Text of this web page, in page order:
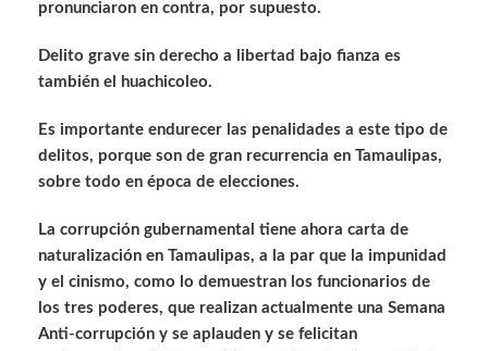
pronunciaron en contra, por supuesto.
Delito grave sin derecho a libertad bajo fianza es
también el huachicoleo.
Es importante endurecer las penalidades a este tipo de
delitos, porque son de gran recurrencia en Tamaulipas,
sobre todo en época de elecciones.
La corrupción gubernamental tiene ahora carta de
naturalización en Tamaulipas, a la par que la impunidad
y el cinismo, como lo demuestran los funcionarios de
los tres poderes, que realizan actualmente una Semana
Anti-corrupción y se aplauden y se felicitan